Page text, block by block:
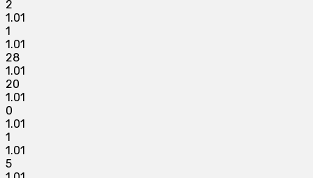
2
1.01
1
1.01
28
1.01
20
1.01
0
1.01
1
1.01
5